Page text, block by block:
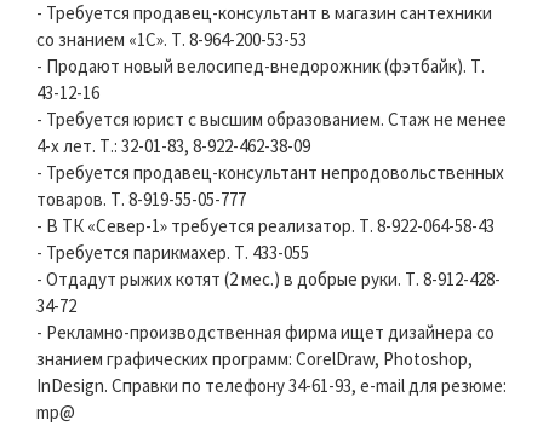
- Требуется продавец-консультант в магазин сантехники
со знанием «1С». Т. 8-964-200-53-53
- Продают новый велосипед-внедорожник (фэтбайк). Т.
43-12-16
- Требуется юрист с высшим образованием. Стаж не менее
4-х лет. Т.: 32-01-83, 8-922-462-38-09
- Требуется продавец-консультант непродовольственных
товаров. Т. 8-919-55-05-777
- В ТК «Север-1» требуется реализатор. Т. 8-922-064-58-43
- Требуется парикмахер. Т. 433-055
- Отдадут рыжих котят (2 мес.) в добрые руки. Т. 8-912-428-
34-72
- Рекламно-производственная фирма ищет дизайнера со
знанием графических программ: СorelDraw, Photoshop,
InDesign. Справки по телефону 34-61-93, e-mail для резюме:
mp@